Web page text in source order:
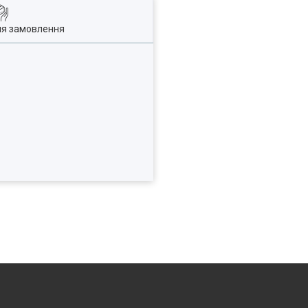
замовлення